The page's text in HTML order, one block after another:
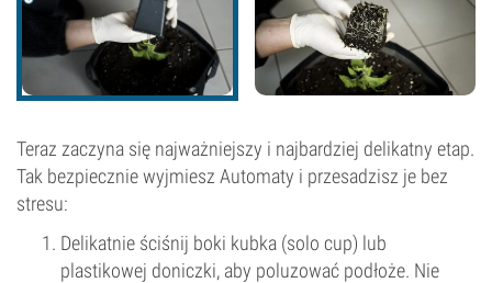
Teraz zaczyna się najważniejszy i najbardziej delikatny etap.
Tak bezpiecznie wyjmiesz Automaty i przesadzisz je bez
stresu:
Delikatnie ściśnij boki kubka (solo cup) lub
plastikowej doniczki, aby poluzować podłoże. Nie